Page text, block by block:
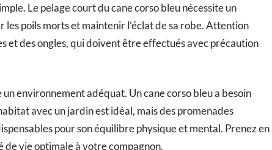
Le pelage court du cane corso bleu nécessite un
poils morts et maintenir l’éclat de sa robe. Attention
et des ongles, qui doivent être effectués avec précaution
environnement adéquat. Un cane corso bleu a besoin
avec un jardin est idéal, mais des promenades
pour son équilibre physique et mental. Prenez en
de vie optimale à votre compagnon.